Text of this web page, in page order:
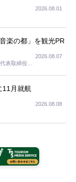
2026.08.01
楽の都」を観光PR
表取締役社
2026.08.07
11月就航
2026.08.08